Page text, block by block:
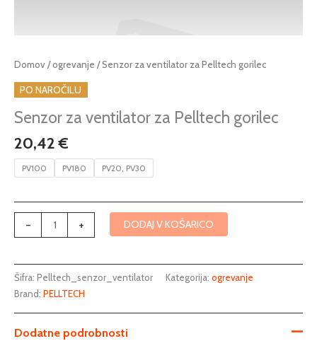
Domov/ogrevanje / Senzor za ventilator za Pelltech gorilec
PO NAROČILU
Senzor za ventilator za Pelltech gorilec
20,42€
PV100 PV180 PV20, PV30
-
Senzor
za
ventilator
za
gorilec
količina
+ DODAJ V KOŠARICO
Šifra: Pelltech_senzor_ventilator Kategorija: ogrevanje
Brand: PELLTECH
Dodatne podrobnosti